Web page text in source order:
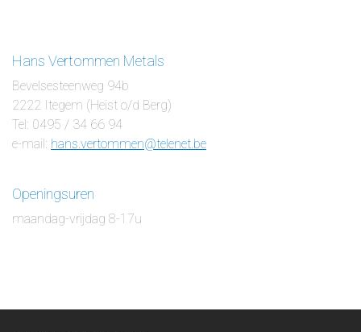
Hans Vertommen Metals
Bevelsesteenweg 94b
2222 Itegem (Heist o/d Berg)
Tel: 0495 / 34 66 94
e-mail: hans.vertommen@telenet.be
Openingsuren
maandag-vrijdag 8-17u